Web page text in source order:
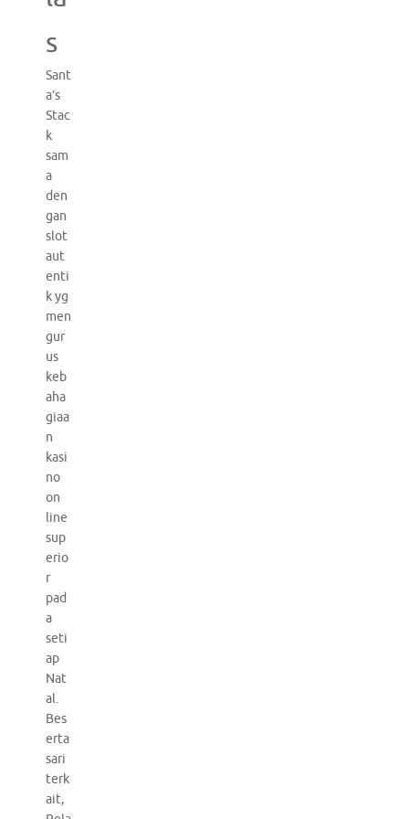
s
Sant
a’s
Stac
k
sam
a
den
gan
slot
aut
enti
k yg
men
gur
us
keb
aha
giaa
n
kasi
no
on
line
sup
erio
r
pad
a
seti
ap
Nat
al.
Bes
erta
sari
terk
ait,